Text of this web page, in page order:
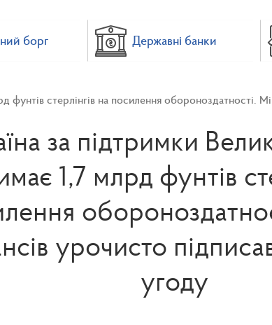
борг Державні банки
фунтів стерлінгів на посилення обороноздатності.
за підтримки
1,7 млрд фунтів
урочисто
угоду